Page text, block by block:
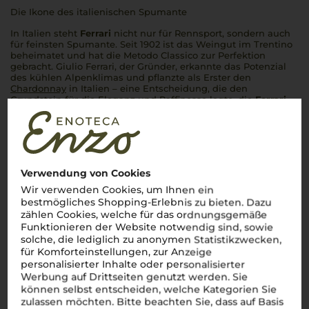
Verwendung von Cookies
Wir verwenden Cookies, um Ihnen ein
bestmögliches Shopping-Erlebnis zu bieten. Dazu
zählen Cookies, welche für das ordnungsgemäße
Funktionieren der Website notwendig sind, sowie
solche, die lediglich zu anonymen Statistikzwecken,
für Komforteinstellungen, zur Anzeige
personalisierter Inhalte oder personalisierter
Werbung auf Drittseiten genutzt werden. Sie
können selbst entscheiden, welche Kategorien Sie
zulassen möchten. Bitte beachten Sie, dass auf Basis
Die Ikone des italienischen Spumante
In Italien steht Ferrari nicht nur für Rennsport, sondern auch
für feinsten Spumante. Seit 1902 ist das Weingut im Trentino
beheimatet und hat die Metodo Classico zur Perfektion
gebracht. Giulio Ferrari, der Gründer, erkannte das Potenzial
des kühlen Alpenklimas und pflanzte als Erster den
Chardonnay in Italien – eine Entscheidung, die den
Grundstein für die Eleganz und Raffinesse legte, dieFerrari
heute auszeichnen. Unter der Führung der Familie Lunelli
glänzen dieSchaumweine von Ferrari
Finesse, die in jedem Schluck spürbar sind. Ein Glas
Immeruna festa per i sensi
Über die Region
Trento DOC
Der edle Schaumwein aus den Alpen
Trento DOCbringt die alpine Frische desTrentinoin